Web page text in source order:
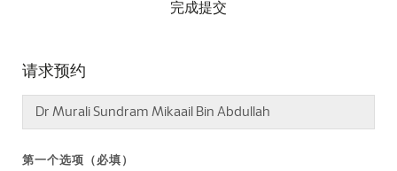
完成提交
请求预约
第一个选项（必填）